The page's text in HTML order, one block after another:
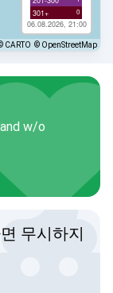
301+ 0
06.08.2026, 21:00
CARTO © OpenStreetMap
w/o
무시하지